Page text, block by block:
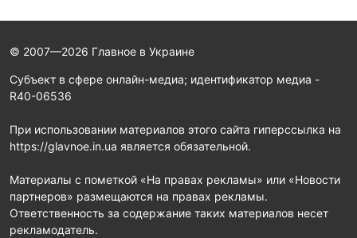
© 2007—2026 Главное в Украине
Субъект в сфере онлайн-медиа; идентификатор медиа -
R40-06536
При использовании материалов этого сайта гиперссылка на
https://glavnoe.in.ua является обязательной.
Материалы с пометкой «На правах рекламы» или «Новости
партнеров» размещаются на правах рекламы.
Ответственность за содержание таких материалов несет
рекламодатель.